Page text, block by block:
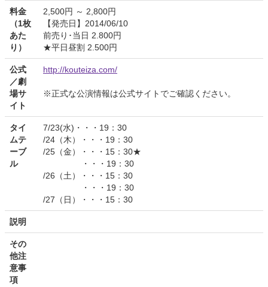
料金
（1枚
あた
り）
2,500円 ～ 2,800円
【発売日】2014/06/10
前売り･当日 2.800円
★平日昼割 2.500円
公式
／劇
場サ
イト
http://kouteiza.com/
※正式な公演情報は公式サイトでご確認ください。
タイ
ムテ
ーブ
ル
7/23(水)・・・19：30
/24（木）・・・19：30
/25（金）・・・15：30★
・・・19：30
/26（土）・・・15：30
・・・19：30
/27（日）・・・15：30
説明
その
他注
意事
項